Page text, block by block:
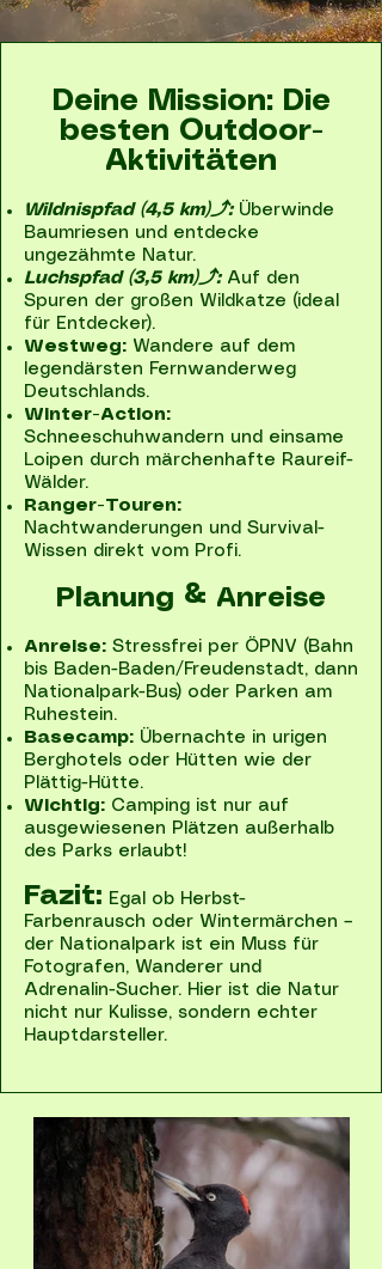
Deine Mission: Die
besten Outdoor-
Aktivitäten
Wildnispfad (4,5 km)⤴:Überwinde
Baumriesen und entdecke
ungezähmte Natur.
Luchspfad (3,5 km)⤴:Auf den
Spuren der großen Wildkatze (ideal
für Entdecker).
Westweg: Wandere auf dem
legendärsten Fernwanderweg
Deutschlands.
Winter-Action:
Schneeschuhwandern und einsame
Loipen durch märchenhafte Raureif-
Wälder.
Ranger-Touren:
Nachtwanderungen und Survival-
Wissen direkt vom Profi.
Planung & Anreise
Anreise: Stressfrei per ÖPNV (Bahn
bis Baden-Baden/Freudenstadt, dann
Nationalpark-Bus) oder Parken am
Ruhestein.
Basecamp: Übernachte in urigen
Berghotels oder Hütten wie der
Plättig-Hütte.
Wichtig: Camping ist nur auf
ausgewiesenen Plätzen außerhalb
des Parks erlaubt!
Fazit: Egal ob Herbst-
Farbenrausch oder Wintermärchen –
der Nationalpark ist ein Muss für
Fotografen, Wanderer und
Adrenalin-Sucher. Hier ist die Natur
nicht nur Kulisse, sondern echter
Hauptdarsteller.